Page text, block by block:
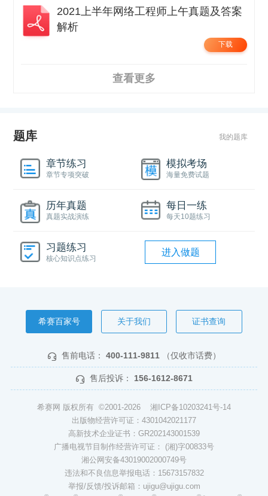
2021上半年网络工程师上午真题及答案
解析
下载
查看更多
题库 我的题库
章节练习
章节专项突破
模拟考场
海量免费试题
历年真题
真题实战演练
每日一练
每天10题练习
习题练习
核心知识点练习
进入做题
希赛百家号 关于我们 证书查询
售前电话： 400-111-9811 （仅收市话费）
售后投诉： 156-1612-8671
希赛网 版权所有 ©2001-2026 湘ICP备10203241号-14
出版物经营许可证：4301042021177
高新技术企业证书：GR202143001539
广播电视节目制作经营许可证： (湘)字00833号
湘公网安备43019002000749号
违法和不良信息举报电话：15673157832
举报/反馈/投诉邮箱：ujigu@ujigu.com